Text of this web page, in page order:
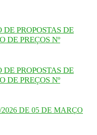
PROPOSTAS DE
DE PREÇOS Nº
PROPOSTAS DE
DE PREÇOS Nº
DE 05 DE MARÇO